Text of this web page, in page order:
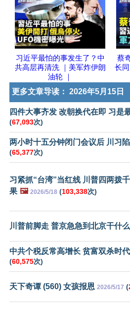
习近平最怕的事发生了？中
共高层再清洗 ｜美军炸伊朗
油轮 ｜
蔡
长
更多文章导读： 2026年5月15日
四件大事齐发 改朝换代在即 习是
(67,093次)
两小时十五分钟闭门会议后 川习
(65,377次)
习紧抓“台湾”当红线 川普四两拨
果 🖼️ 2026/5/18 (103,338次)
川普前脚走 普京急急到北京干什
中共个税反常高增长 贫富双杀时
(60,575次)
天下奇谭 (560) 女孩报恩 2026/5/17 (